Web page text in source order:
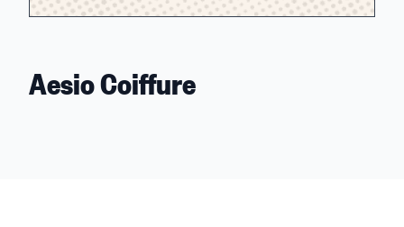
Aesio Coiffure